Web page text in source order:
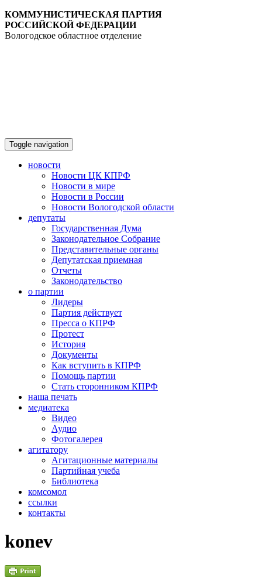
КОММУНИСТИЧЕСКАЯ ПАРТИЯ
РОССИЙСКОЙ ФЕДЕРАЦИИ
Вологодское областное отделение
Toggle navigation
новости
Новости ЦК КПРФ
Новости в мире
Новости в России
Новости Вологодской области
депутаты
Государственная Дума
Законодательное Собрание
Представительные органы
Депутатская приемная
Отчеты
Законодательство
о партии
Лидеры
Партия действует
Пресса о КПРФ
Протест
История
Документы
Как вступить в КПРФ
Помощь партии
Стать сторонником КПРФ
наша печать
медиатека
Видео
Аудио
Фотогалерея
агитатору
Агитационные материалы
Партийная учеба
Библиотека
комсомол
ссылки
контакты
konev